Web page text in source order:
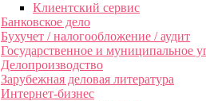
Клиентский сервис
Банковское дело
Бухучет / налогообложение / аудит
Государственное и муниципальное
Делопроизводство
Зарубежная деловая литература
Интернет-бизнес